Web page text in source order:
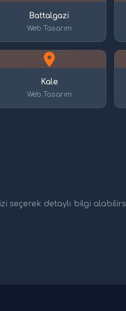
Battalgazi
Web Tasarım
Kale
Web Tasarım
seçerek detaylı bilgi